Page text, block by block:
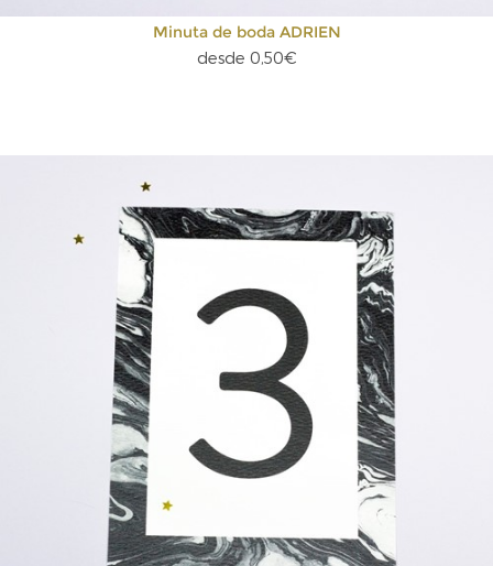
Minuta de boda ADRIEN
desde 0,50€